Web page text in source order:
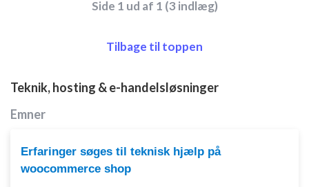
Side 1 ud af 1 (3 indlæg)
Tilbage til toppen
Teknik, hosting & e-handelsløsninger
Emner
Erfaringer søges til teknisk hjælp på
woocommerce shop